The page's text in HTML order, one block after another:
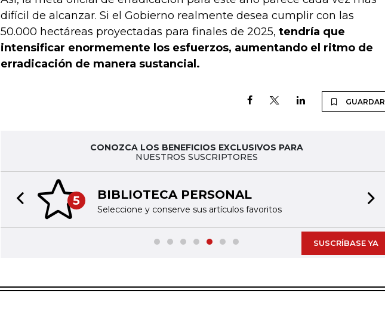
difícil de alcanzar. Si el Gobierno realmente desea cumplir con las
50.000 hectáreas proyectadas para finales de 2025, tendría que
intensificar enormemente los esfuerzos, aumentando el ritmo de
erradicación de manera sustancial.
GUARDAR
CONOZCA LOS BENEFICIOS EXCLUSIVOS PARA
NUESTROS SUSCRIPTORES
5 BIBLIOTECA PERSONAL
Seleccione y conserve sus artículos favoritos
Previous slide
SUSCRÍBASE YA